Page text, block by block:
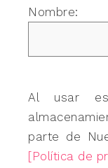
Nombre:
Al usar
parte de
[Política de